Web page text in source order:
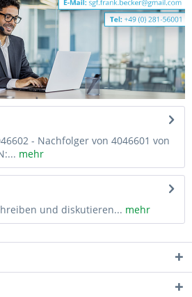
- Nachfolger von 4046601 von
mehr
und diskutieren... mehr